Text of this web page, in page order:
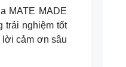
MATE MADE
trải nghiệm tốt
lời cảm ơn sâu